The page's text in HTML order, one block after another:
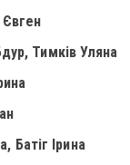
Тимків Уляна
Батіг Ірина